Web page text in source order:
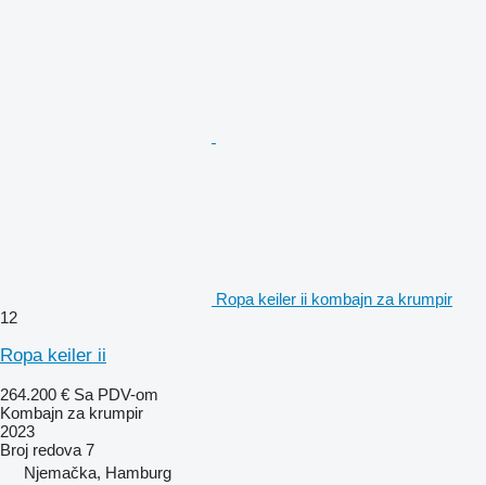
Ropa keiler ii kombajn za krumpir
12
Ropa keiler ii
264.200 € Sa PDV-om
Kombajn za krumpir
2023
Broj redova 7
Njemačka, Hamburg